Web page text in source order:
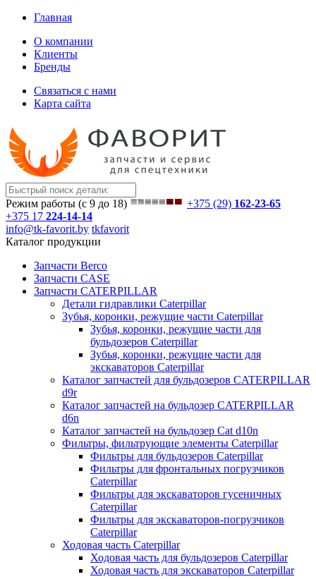
Главная
О компании
Клиенты
Бренды
Связаться с нами
Карта сайта
Режим работы (с 9 до 18) +375 (29) 162-23-65
+375 17 224-14-14
info@tk-favorit.by tkfavorit
Каталог продукции
Запчасти Berco
Запчасти CASE
Запчасти CATERPILLAR
Детали гидравлики Caterpillar
Зубья, коронки, режущие части Caterpillar
Зубья, коронки, режущие части для
бульдозеров Caterpillar
Зубья, коронки, режущие части для
экскаваторов Caterpillar
Каталог запчастей для бульдозеров CATERPILLAR
d9r
Каталог запчастей на бульдозер CATERPILLAR
d6n
Каталог запчастей на бульдозер Сat d10n
Фильтры, фильтрующие элементы Caterpillar
Фильтры для бульдозеров Caterpillar
Фильтры для фронтальных погрузчиков
Caterpillar
Фильтры для экскаваторов гусеничных
Caterpillar
Фильтры для экскаваторов-погрузчиков
Caterpillar
Ходовая часть Caterpillar
Ходовая часть для бульдозеров Caterpillar
Ходовая часть для экскаваторов Caterpillar